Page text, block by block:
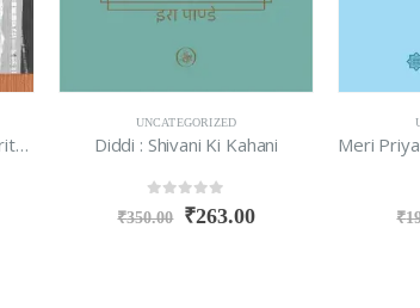
Sahitya Aur Sahitya Ka Lokvritt Evam Anya Nibandh
UNCATEGORIZED
Diddi : Shivani Ki Kahani
out of 5
₹350.00 ₹263.00 ₹